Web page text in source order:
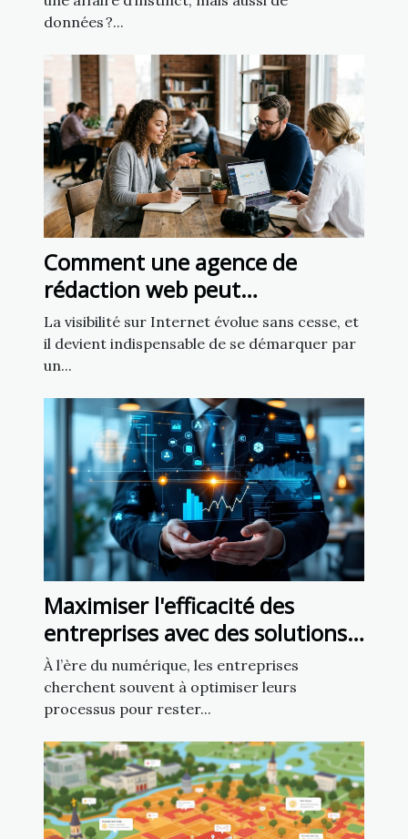
données ?...
Comment une agence de
rédaction web peut
transformer votre présence en
ligne
La visibilité sur Internet évolue sans cesse, et
il devient indispensable de se démarquer par
un...
Maximiser l'efficacité des
entreprises avec des solutions
numériques personnalisées
À l’ère du numérique, les entreprises
cherchent souvent à optimiser leurs
processus pour rester...